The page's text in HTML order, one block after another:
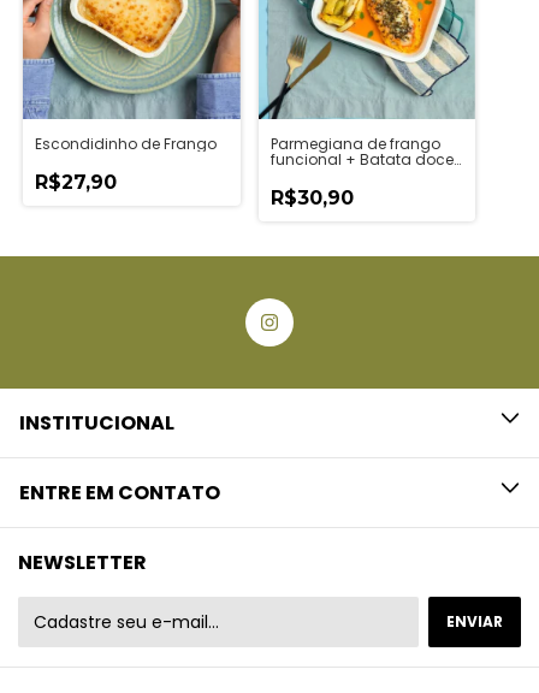
Escondidinho de Frango
R$27,90
Parmegiana de frango
funcional + Batata doce
R$30,90
INSTITUCIONAL
ENTRE EM CONTATO
NEWSLETTER